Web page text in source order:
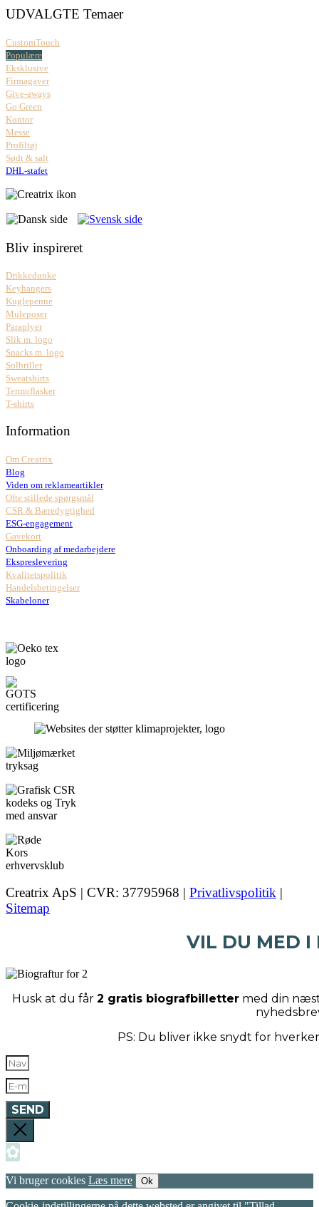
UDVALGTE Temaer
CustomTouch
Populære
Eksklusive
Firmagaver
Give-aways
Go Green
Kontor
Messe
Profiltøj
Sødt & salt
DHL-stafet
Bliv inspireret
Drikkedunke
Keyhangers
Kuglepenne
Muleposer
Paraplyer
Slik m. logo
Snacks m. logo
Solbriller
Sweatshirts
Termoflasker
T-shirts
Information
Om Creatrix
Blog
Viden om reklameartikler
Ofte stillede spørgsmål
CSR & Bæredygtighed
ESG-engagement
Gavekort
Onboarding af medarbejdere
Ekspreslevering
Kvalitetspolitik
Handelsbetingelser
Skabeloner
Creatrix ApS | CVR: 37795968 | Privatlivspolitik |
Sitemap
VIL DU MED I
Husk at du får 2 gratis biografbillettermed din
PS: Du bliver ikke snydt for
SEND
✿
Vi bruger cookies Læs mere Ok